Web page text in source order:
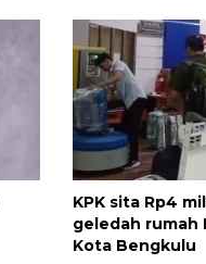
KPK sita Rp4
geledah rumah
Kota Bengkulu